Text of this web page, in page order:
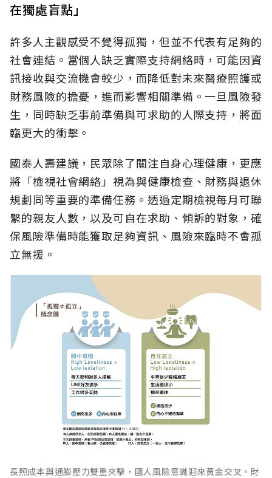
在獨處盲點」
許多人主觀感受不覺得孤獨，但並不代表有足夠的
社會連結。當個人缺乏實際支持網絡時，可能因資
訊接收與交流機會較少，而降低對未來醫療照護或
財務風險的擔憂，進而影響相關準備。一旦風險發
生，同時缺乏事前準備與可求助的人際支持，將面
臨更大的衝擊。
國泰人壽建議，民眾除了關注自身心理健康，更應
將「檢視社會網絡」視為與健康檢查、財務與退休
規劃同等重要的準備任務。透過定期檢視每月可聯
繫的親友人數，以及可自在求助、傾訴的對象，確
保風險準備時能獲取足夠資訊、風險來臨時不會孤
立無援。
長照成本與通膨壓力雙重夾擊，國人風險意識迎來黃金交叉。財